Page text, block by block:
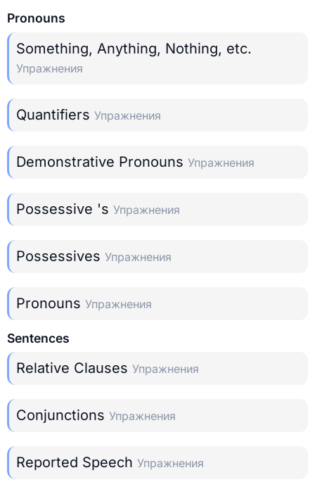
Pronouns
Something, Anything, Nothing, etc.
Упражнения
Quantifiers Упражнения
Demonstrative Pronouns Упражнения
Possessive 's Упражнения
Possessives Упражнения
Pronouns Упражнения
Sentences
Relative Clauses Упражнения
Conjunctions Упражнения
Reported Speech Упражнения